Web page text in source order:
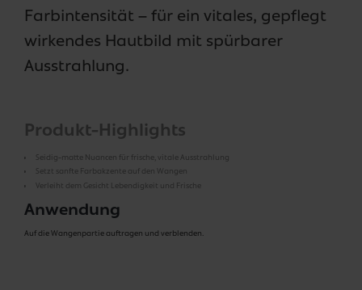
Farbintensität – für ein vitales, gepflegt
wirkendes Hautbild mit spürbarer
Ausstrahlung.
Produkt-Highlights
Seidig-matte Nuancen für frische, vitale Ausstrahlung
Setzt sanfte Farbakzente auf den Wangen
Verleiht dem Gesicht Lebendigkeit und Frische
Anwendung
Auf die Wangenpartie auftragen und verblenden.